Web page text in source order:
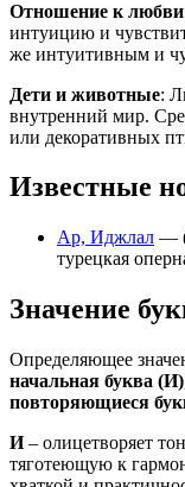
Отношение к любви
интуицию и
же интуитивным и
Дети и животные:
внутренний мир.
или декоративных
Известные
Ар, Иджлал —
турецкая
Значение
Определяющее
начальная буква (И)
повторяющиеся
И– олицетворяет
тяготеющую к